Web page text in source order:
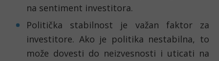
na sentiment investitora.
Politička stabilnost je važan faktor za
investitore. Ako je politika nestabilna, to
može dovesti do neizvesnosti i uticati na